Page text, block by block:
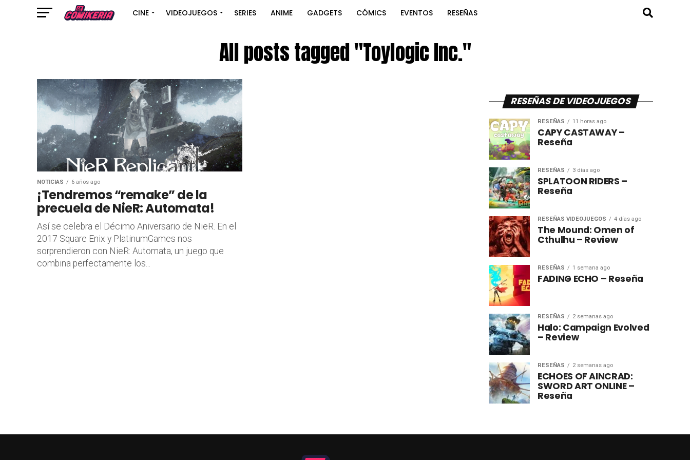
CINE VIDEOJUEGOS SERIES ANIME GADGETS CÓMICS EVENTOS RESEÑAS
All posts tagged "Toylogic Inc."
NOTICIAS 6 años ago
¡Tendremos “remake” de la
precuela de NieR: Automata!
Así se celebra el Décimo Aniversario de NieR. En el
2017 Square Enix y PlatinumGames nos
sorprendieron con NieR: Automata, un juego que
combina perfectamente los...
RESEÑAS DE VIDEOJUEGOS
RESEÑAS 11 horas ago
CAPY CASTAWAY –
Reseña
RESEÑAS 3 días ago
SPLATOON RIDERS –
Reseña
RESEÑAS VIDEOJUEGOS 4 días ago
The Mound: Omen of
Cthulhu – Review
RESEÑAS 1 semana ago
FADING ECHO – Reseña
RESEÑAS 2 semanas ago
Halo: Campaign Evolved
– Review
RESEÑAS 2 semanas ago
ECHOES OF AINCRAD:
SWORD ART ONLINE –
Reseña